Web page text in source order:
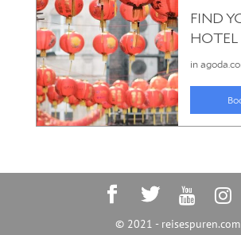
© 2021 - reisespuren.com